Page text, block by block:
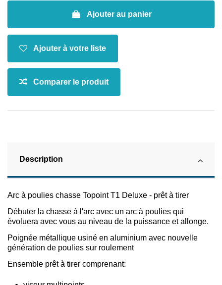
Ajouter au panier
Description
Arc à poulies chasse Topoint T1 Deluxe - prêt à tirer
Débuter la chasse à l'arc avec un arc à poulies qui
évoluera avec vous au niveau de la puissance et allonge.
Poignée métallique usiné en aluminium avec nouvelle
génération de poulies sur roulement
Ensemble prêt à tirer comprenant: